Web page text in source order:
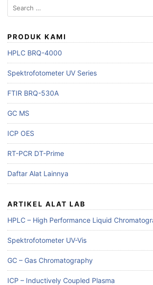
Search
for:
PRODUK KAMI
HPLC BRQ-4000
Spektrofotometer UV Series
FTIR BRQ-530A
GC MS
ICP OES
RT-PCR DT-Prime
Daftar Alat Lainnya
ARTIKEL ALAT LAB
HPLC – High Performance Liquid
Spektrofotometer UV-Vis
GC – Gas Chromatography
ICP – Inductively Coupled Plasma